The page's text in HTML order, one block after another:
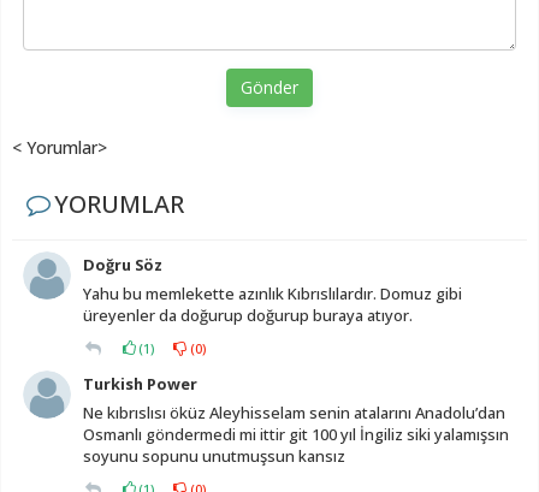
Gönder
< Yorumlar>
YORUMLAR
Doğru Söz
Yahu bu memlekette azınlık Kıbrıslılardır. Domuz gibi
üreyenler da doğurup doğurup buraya atıyor.
(1) (0)
Turkish Power
Ne kıbrıslısı öküz Aleyhisselam senin atalarını Anadolu’dan
Osmanlı göndermedi mi ittir git 100 yıl İngiliz siki yalamışsın
soyunu sopunu unutmuşsun kansız